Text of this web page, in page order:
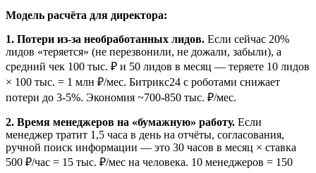
Модель расчёта для директора:
1. Потери из-за необработанных лидов. Если сейчас 20%
лидов «теряется» (не перезвонили, не дожали, забыли), а
средний чек 100 тыс. ₽ и 50 лидов в месяц — теряете 10 лидов
× 100 тыс. = 1 млн ₽/мес. Битрикс24 с роботами снижает
потери до 3-5%. Экономия ~700-850 тыс. ₽/мес.
2. Время менеджеров на «бумажную» работу. Если
менеджер тратит 1,5 часа в день на отчёты, согласования,
ручной поиск информации — это 30 часов в месяц × ставка
500 ₽/час = 15 тыс. ₽/мес на человека. 10 менеджеров = 150